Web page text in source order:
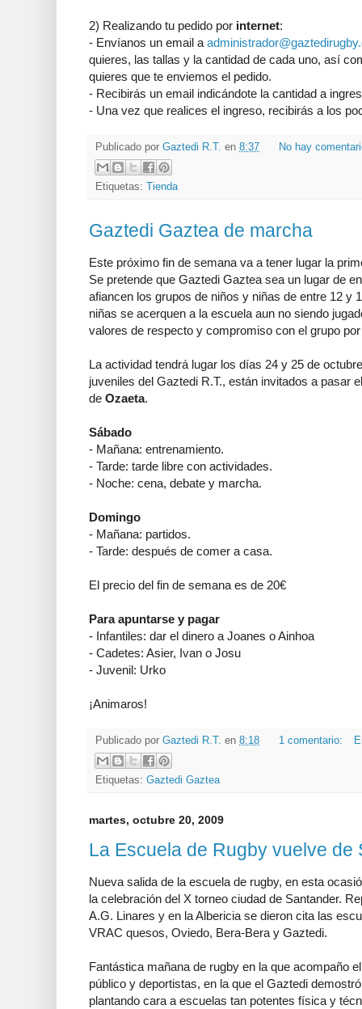
2) Realizando tu pedido por internet:
- Envíanos un email a
quieres, las tallas y la cantidad de cada uno, así
quieres que te enviemos el pedido.
- Recibirás un email indicándote la cantidad a
- Una vez que realices el ingreso, recibirás a los
Publicado por Gaztedi R.T. en 8:37 No hay
Etiquetas: Tienda
Gaztedi Gaztea de marcha
Este próximo fin de semana va a tener lugar la
Se pretende que Gaztedi Gaztea sea un lugar de
afiancen los grupos de niños y niñas de entre 12 y
niñas se acerquen a la escuela aun no siendo
valores de respecto y compromiso con el grupo
La actividad tendrá lugar los días 24 y 25 de
juveniles del Gaztedi R.T., están invitados a pasar
de Ozaeta.
Sábado
- Mañana: entrenamiento.
- Tarde: tarde libre con actividades.
- Noche: cena, debate y marcha.
Domingo
- Mañana: partidos.
- Tarde: después de comer a casa.
El precio del fin de semana es de 20€
Para apuntarse y pagar
- Infantiles: dar el dinero a Joanes o Ainhoa
- Cadetes: Asier, Ivan o Josu
- Juvenil: Urko
¡Animaros!
Publicado por Gaztedi R.T. en 8:18 1 comentario:
Etiquetas: Gaztedi Gaztea
martes, octubre 20, 2009
La Escuela de Rugby vuelve de
Nueva salida de la escuela de rugby, en esta
la celebración del X torneo ciudad de Santander.
A.G. Linares y en la Albericia se dieron cita las
VRAC quesos, Oviedo, Bera-Bera y Gaztedi.
Fantástica mañana de rugby en la que acompaño
público y deportistas, en la que el Gaztedi
plantando cara a escuelas tan potentes física y